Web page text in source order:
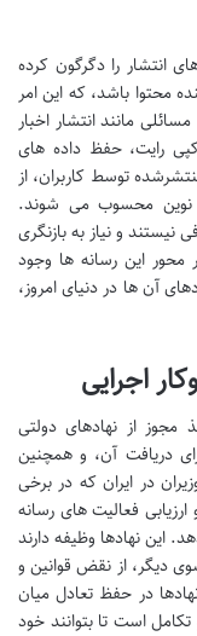
انتشار را دگرگون کرده
محتوا باشد، که این امر
مانند انتشار اخبار
رایت، حفظ داده های
توسط کاربران، از
نوین محسوب می شوند.
نیستند و نیاز به بازنگری
این رسانه ها وجود
آن ها در دنیای امروز،
اجرایی
مجوز از نهادهای دولتی
دریافت آن، و همچنین
در ایران که در برخی
فعالیت های رسانه
این نهادها وظیفه دارند
دیگر، از نقض قوانین و
در حفظ تعادل میان
است تا بتوانند خود